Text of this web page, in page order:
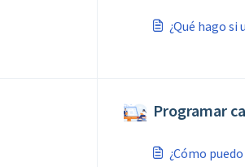
¿Qué hago si
Programar
¿Cómo